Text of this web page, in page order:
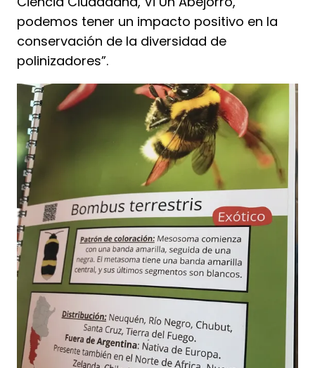
podemos tener un impacto positivo en la
conservación de la diversidad de
polinizadores”.